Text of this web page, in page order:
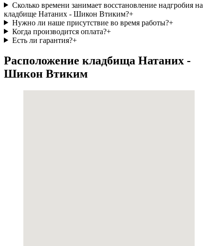
Сколько времени занимает восстановление надгробия на
кладбище Натаних - Шикон Втиким?+
Нужно ли наше присутствие во время работы?+
Когда производится оплата?+
Есть ли гарантия?+
Расположение кладбища Натаних -
Шикон Втиким